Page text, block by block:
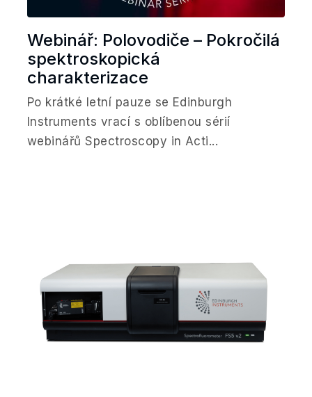
Webinář: Polovodiče – Pokročilá
spektroskopická
charakterizace
Po krátké letní pauze se Edinburgh
Instruments vrací s oblíbenou sérií
webinářů Spectroscopy in Acti...